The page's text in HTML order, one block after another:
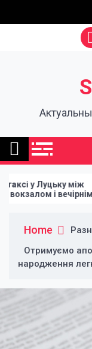
Home
Отримуємо
народження